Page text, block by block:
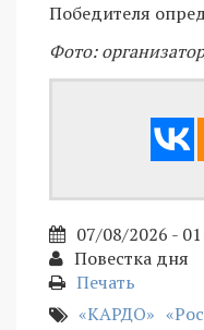
Победителя
Фото:
07/08/2026 -
Повестка дня
Печать
«КАРДО»